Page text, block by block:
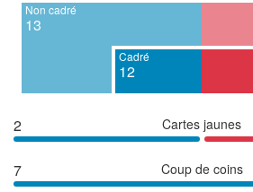
Non cadré
13
Cadré
12
2 Cartes jaunes
7 Coup de coins